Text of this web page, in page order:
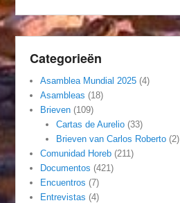
Categorieën
Asamblea Mundial 2025 (4)
Asambleas (18)
Brieven (109)
Cartas de Aurelio(33)
Brieven van Carlos Roberto(2)
Comunidad Horeb (211)
Documentos (421)
Encuentros (7)
Entrevistas (4)